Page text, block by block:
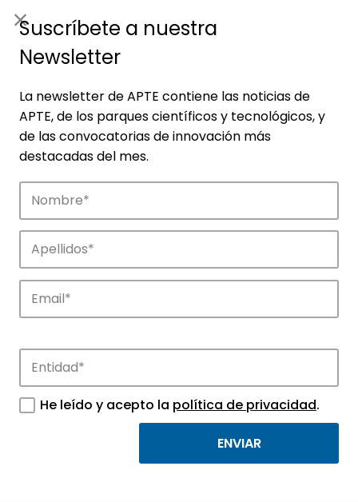
Noticias
Conoce las noticias más destacadas de
APTE y sus parques científicos y
tecnológicos.
Programa Empenta:
Suscríbete a nuestra
Newsletter
La newsletter de APTE contiene las noticias de
APTE, de los parques científicos y tecnológicos, y
de las convocatorias de innovación más
destacadas del mes.
He leído y acepto la política de privacidad.